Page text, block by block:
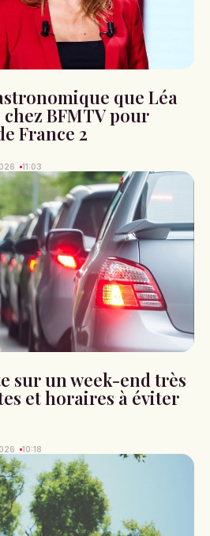
que Léa
BFMTV pour
France 2
11:03
sur un week-end très
et horaires à éviter
10:18